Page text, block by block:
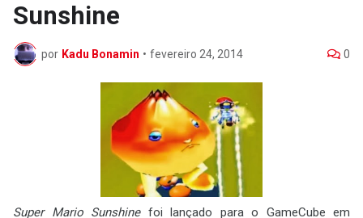
Sunshine
por Kadu Bonamin • fevereiro 24, 2014 0
Super Mario Sunshinefoi lançado para o GameCube em